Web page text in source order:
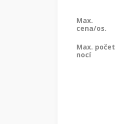
Max.
cena/os.
Max. počet
nocí